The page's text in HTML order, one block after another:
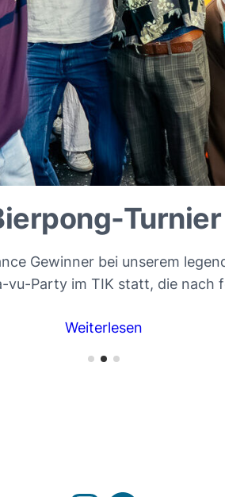
Turnier
Gewinner bei unserem
vu-Party im TIK statt, die nach
Weiterlesen